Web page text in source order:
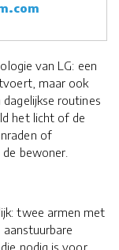
van LG: een
maar ook
routines
het licht of de
of
bewoner.
twee armen met
nodig is voor